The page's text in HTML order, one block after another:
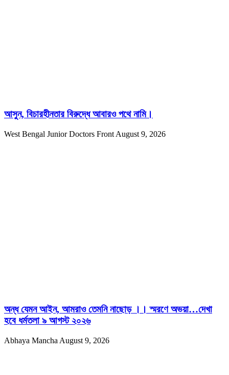
আসুন, বিচারহীনতার বিরুদ্ধে আবারও পথে নামি।
West Bengal Junior Doctors Front August 9, 2026
অন্ধ যেমন আইন, আমরাও তেমনি নাছোড় ।। স্মরণে অভয়া…দেখা
হবে ধর্মতলা ৯ আগস্ট ২০২৬
Abhaya Mancha August 9, 2026